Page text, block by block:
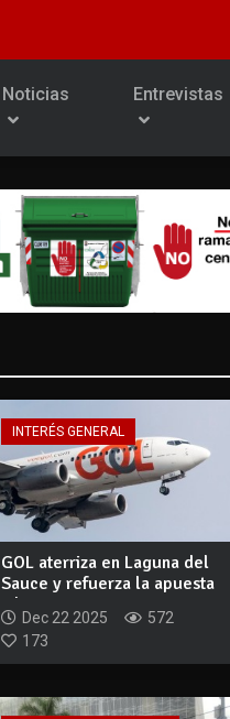
Noticias Entrevistas
INTERÉS GENERAL
GOL aterriza en Laguna del
Sauce y refuerza la apuesta
a los...
Dec 22 2025
572
173